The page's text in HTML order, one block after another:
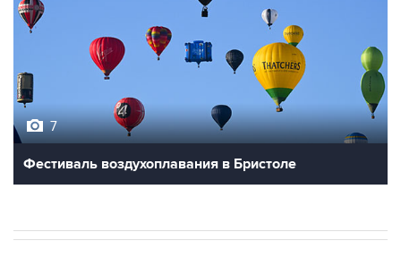
7
Фестиваль воздухоплавания в Бристоле